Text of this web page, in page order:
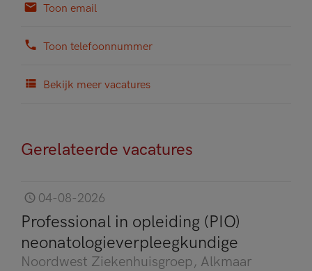
Toon email
Toon telefoonnummer
Bekijk meer vacatures
Gerelateerde vacatures
04-08-2026
Professional in opleiding (PIO)
neonatologieverpleegkundige
Noordwest Ziekenhuisgroep, Alkmaar